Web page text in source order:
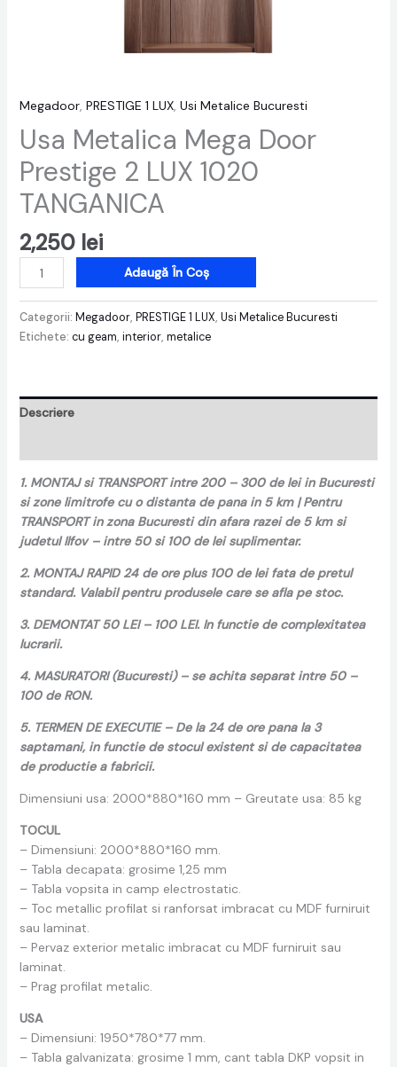
Megadoor, PRESTIGE 1 LUX, Usi Metalice Bucuresti
Usa Metalica Mega Door
Prestige 2 LUX 1020
TANGANICA
2,250 lei
Adaugă În Coș
Categorii: Megadoor, PRESTIGE 1 LUX, Usi Metalice Bucuresti
Etichete: cu geam, interior, metalice
Descriere
1. MONTAJ si TRANSPORT intre 200 – 300 de lei in Bucuresti
si zone limitrofe cu o distanta de pana in 5 km | Pentru
TRANSPORT in zona Bucuresti din afara razei de 5 km si
judetul Ilfov – intre 50 si 100 de lei suplimentar.
2. MONTAJ RAPID 24 de ore plus 100 de lei fata de pretul
standard. Valabil pentru produsele care se afla pe stoc.
3. DEMONTAT 50 LEI – 100 LEI. In functie de complexitatea
lucrarii.
4. MASURATORI (Bucuresti) – se achita separat intre 50 –
100 de RON.
5. TERMEN DE EXECUTIE – De la 24 de ore pana la 3
saptamani, in functie de stocul existent si de capacitatea
de productie a fabricii.
Dimensiuni usa: 2000*880*160 mm – Greutate usa: 85 kg
TOCUL
– Dimensiuni: 2000*880*160 mm.
– Tabla decapata: grosime 1,25 mm
– Tabla vopsita in camp electrostatic.
– Toc metallic profilat si ranforsat imbracat cu MDF furniruit
sau laminat.
– Pervaz exterior metalic imbracat cu MDF furniruit sau
laminat.
– Prag profilat metalic.
USA
– Dimensiuni: 1950*780*77 mm.
– Tabla galvanizata: grosime 1 mm, cant tabla DKP vopsit in